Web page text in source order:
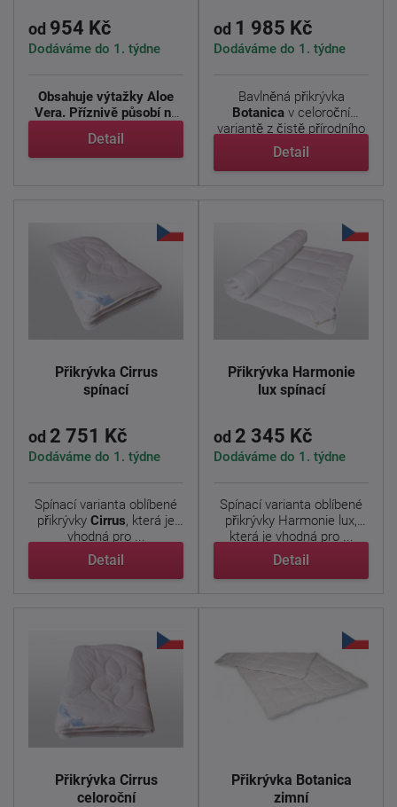
od 954 Kč
Dodáváme do 1. týdne
Obsahuje výtažky Aloe
Vera. Příznivě působí na
Detail
od 1 985 Kč
Dodáváme do 1. týdne
Bavlněná přikrývka
Botanica v celoroční
variantě z čistě přírodního
...
Detail
Přikrývka Cirrus
spínací
od 2 751 Kč
Dodáváme do 1. týdne
Spínací varianta oblíbené
přikrývky Cirrus, která je
vhodná pro ...
Detail
Přikrývka Harmonie
lux spínací
od 2 345 Kč
Dodáváme do 1. týdne
Spínací varianta oblíbené
přikrývky Harmonie lux,
která je vhodná pro ...
Detail
Přikrývka Cirrus
celoroční
Přikrývka Botanica
zimní